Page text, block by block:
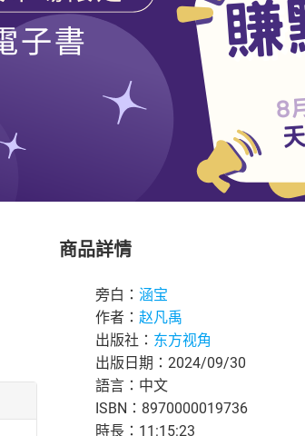
商品詳情
旁白： 涵宝
作者： 赵凡禹
出版社： 东方视角
出版日期：2024/09/30
語言：中文
ISBN：8970000019736
時長：11:15:23